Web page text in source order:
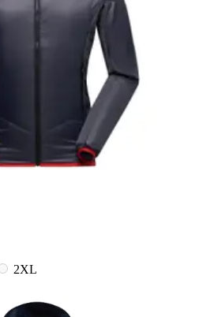
2XL